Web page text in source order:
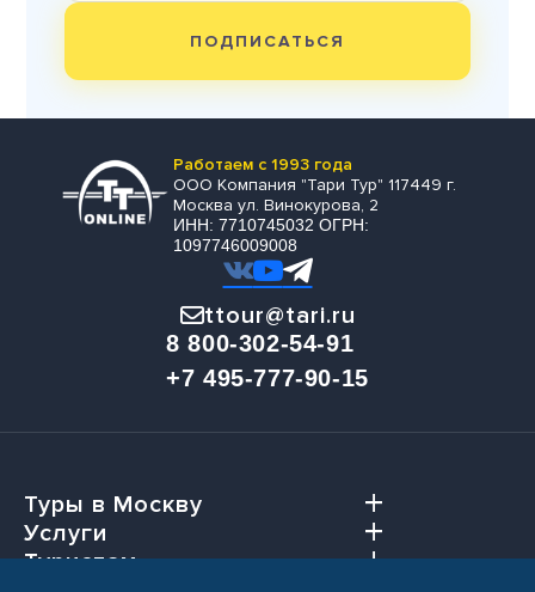
ПОДПИСАТЬСЯ
Работаем с 1993 года
ООО Компания "Тари Тур" 117449 г.
Москва ул. Винокурова, 2
ИНН: 7710745032 ОГРН:
1097746009008
ttour@tari.ru
8 800-302-54-91
+7 495-777-90-15
Туры в Москву
Услуги
Туристам